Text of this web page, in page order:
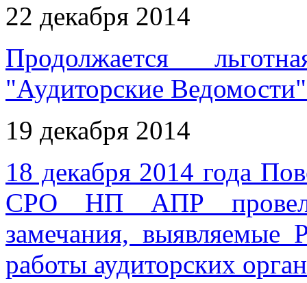
22 декабря 2014
Продолжается
"Аудиторские
19 декабря 2014
18 декабря 2014 года
СРО НП АПР провел
замечания, выявляемые
работы аудиторских